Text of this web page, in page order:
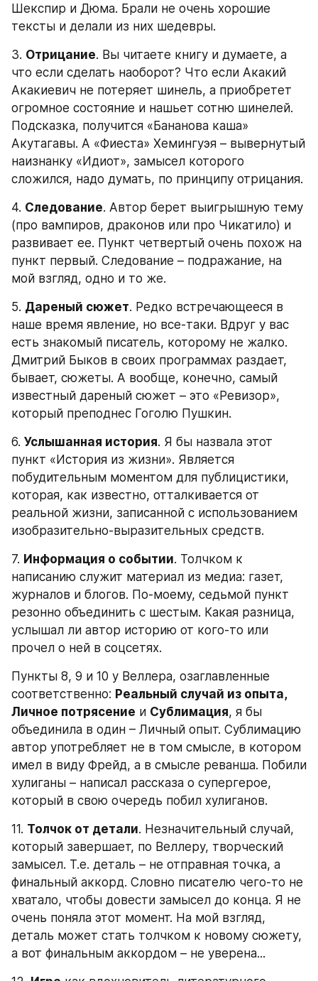
Шекспир и Дюма. Брали не очень хорошие
тексты и делали из них шедевры.
3. Отрицание. Вы читаете книгу и думаете, а
что если сделать наоборот? Что если Акакий
Акакиевич не потеряет шинель, а приобретет
огромное состояние и нашьет сотню шинелей.
Подсказка, получится «Бананова каша»
Акутагавы. А «Фиеста» Хемингуэя – вывернутый
наизнанку «Идиот», замысел которого
сложился, надо думать, по принципу отрицания.
4. Следование. Автор берет выигрышную тему
(про вампиров, драконов или про Чикатило) и
развивает ее. Пункт четвертый очень похож на
пункт первый. Следование – подражание, на
мой взгляд, одно и то же.
5. Дареный сюжет. Редко встречающееся в
наше время явление, но все-таки. Вдруг у вас
есть знакомый писатель, которому не жалко.
Дмитрий Быков в своих программах раздает,
бывает, сюжеты. А вообще, конечно, самый
известный дареный сюжет – это «Ревизор»,
который преподнес Гоголю Пушкин.
6. Услышанная история. Я бы назвала этот
пункт «История из жизни». Является
побудительным моментом для публицистики,
которая, как известно, отталкивается от
реальной жизни, записанной с использованием
изобразительно-выразительных средств.
7. Информация о событии. Толчком к
написанию служит материал из медиа: газет,
журналов и блогов. По-моему, седьмой пункт
резонно объединить с шестым. Какая разница,
услышал ли автор историю от кого-то или
прочел о ней в соцсетях.
Пункты 8, 9 и 10 у Веллера, озаглавленные
соответственно: Реальный случай из опыта,
Личное потрясение и Сублимация, я бы
объединила в один – Личный опыт. Сублимацию
автор употребляет не в том смысле, в котором
имел в виду Фрейд, а в смысле реванша. Побили
хулиганы – написал рассказа о супергерое,
который в свою очередь побил хулиганов.
11. Толчок от детали. Незначительный случай,
который завершает, по Веллеру, творческий
замысел. Т.е. деталь – не отправная точка, а
финальный аккорд. Словно писателю чего-то не
хватало, чтобы довести замысел до конца. Я не
очень поняла этот момент. На мой взгляд,
деталь может стать толчком к новому сюжету,
а вот финальным аккордом – не уверена...